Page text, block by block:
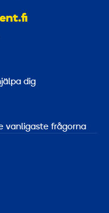
dig
vanligaste frågorna